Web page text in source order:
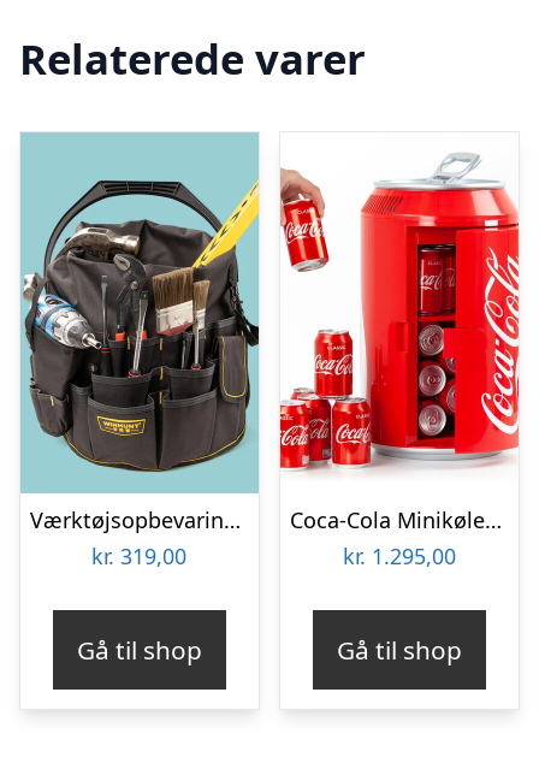
Relaterede varer
Værktøjsopbevaring til spand
kr. 319,00
Gå til shop
Coca-Cola Minikøleskab
kr. 1.295,00
Gå til shop